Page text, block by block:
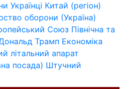
Українці Китай (регіон)
оборони (Україна)
Союз Північна та
Трамп Економіка
літальний апарат
посада) Штучний